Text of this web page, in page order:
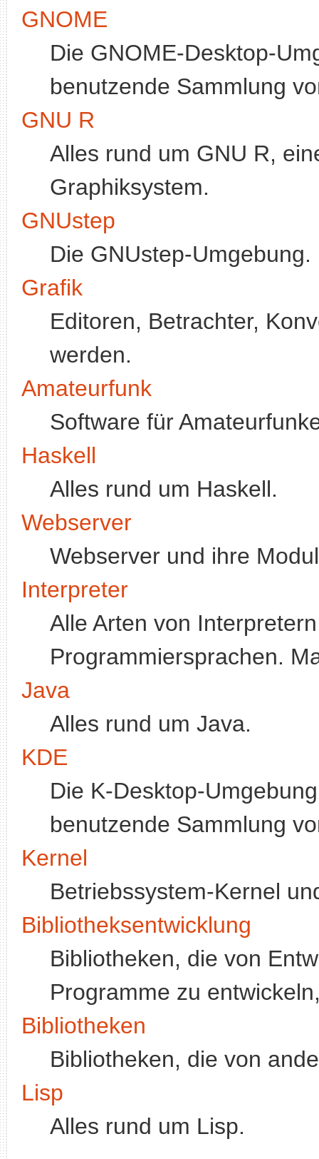
GNOME
Die GNOME-Desktop-
benutzende Sammlung
GNU R
Alles rund um GNU R,
Graphiksystem.
GNUstep
Die GNUstep-Umgebung.
Grafik
Editoren, Betrachter,
werden.
Amateurfunk
Software für
Haskell
Alles rund um Haskell.
Webserver
Webserver und ihre
Interpreter
Alle Arten von
Programmiersprachen.
Java
Alles rund um Java.
KDE
Die K-Desktop-
benutzende Sammlung
Kernel
Betriebssystem-Kernel
Bibliotheksentwicklung
Bibliotheken, die von
Programme zu
Bibliotheken
Bibliotheken, die von
Lisp
Alles rund um Lisp.